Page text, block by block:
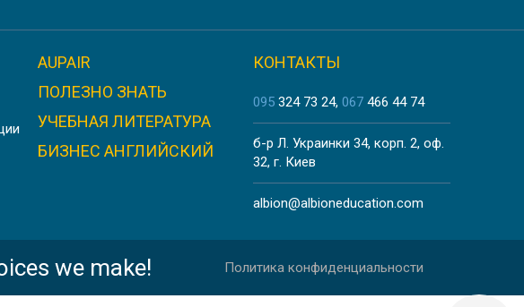
LANGUAGE SCHOOL, LONDON
SCHOOL, LONDON
AUPAIR
ПОЛЕЗНО ЗНАТЬ
УЧЕБНАЯ ЛИТЕРАТУРА
БИЗНЕС АНГЛИЙСКИЙ
КОНТАКТЫ
095 324 73 24 067 466 44 74
б-р Л. Украинки 34, корп. 2, оф.
32, г. Киев
albion@albioneducation.com
we make! Политика конфиденциальности